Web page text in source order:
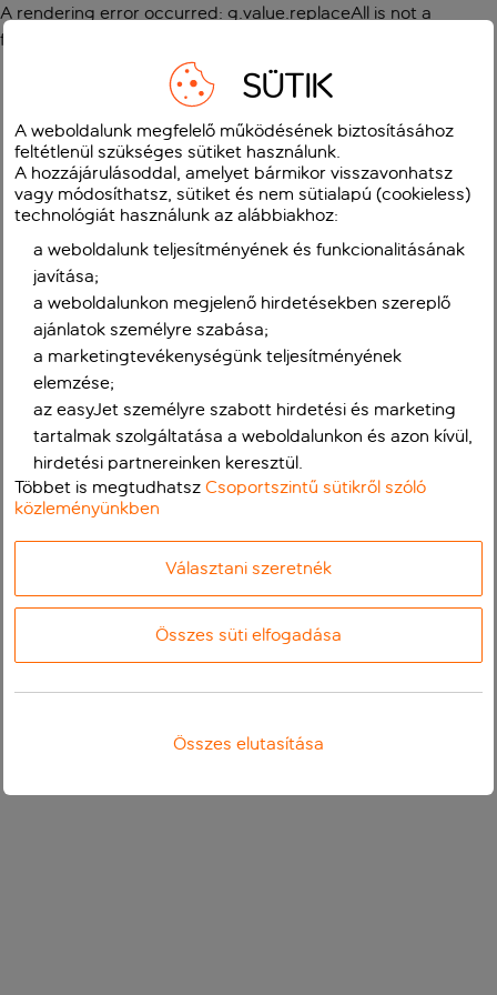
A rendering error occurred: g.value.replaceAll is not a
function
SÜTIK
A weboldalunk megfelelő működésének biztosításához
feltétlenül szükséges sütiket használunk.
A hozzájárulásoddal, amelyet bármikor visszavonhatsz
vagy módosíthatsz, sütiket és nem sütialapú (cookieless)
technológiát használunk az alábbiakhoz:
a weboldalunk teljesítményének és funkcionalitásának
javítása;
a weboldalunkon megjelenő hirdetésekben szereplő
ajánlatok személyre szabása;
a marketingtevékenységünk teljesítményének
elemzése;
az easyJet személyre szabott hirdetési és marketing
tartalmak szolgáltatása a weboldalunkon és azon kívül,
hirdetési partnereinken keresztül.
Többet is megtudhatszCsoportszintű sütikről szóló
közleményünkben
Választani szeretnék
Összes süti elfogadása
Összes elutasítása